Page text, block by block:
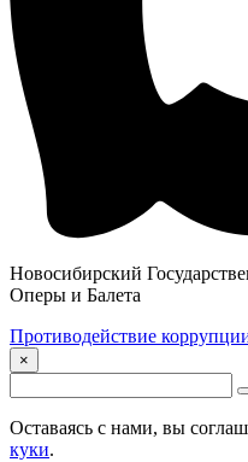
Новосибирский
Оперы и Балета
Противодействие
×
Оставаясь с нами, вы
куки.